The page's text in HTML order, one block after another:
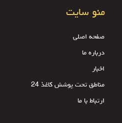
منو سایت
صفحه اصلی
درباره ما
اخبار
مناطق تحت پوشش کاغذ 24
ارتباط با ما